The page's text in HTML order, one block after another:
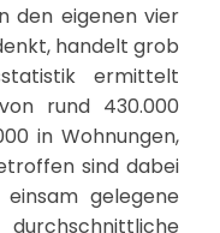
den eigenen vier
handelt grob
ermittelt
rund 430.000
in Wohnungen,
sind dabei
gelegene